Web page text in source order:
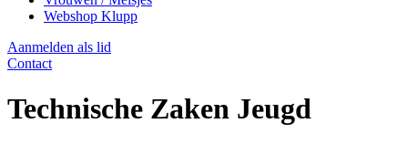
Webshop Klupp
Aanmelden als lid
Contact
Technische Zaken Jeugd